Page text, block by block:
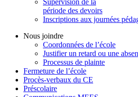
Supervision de la
période des devoirs
Inscriptions aux journées
Nous joindre
Coordonnées de l’école
Justifier un retard ou une
Processus de plainte
Fermeture de l’école
Procès-verbaux du CE
Préscolaire